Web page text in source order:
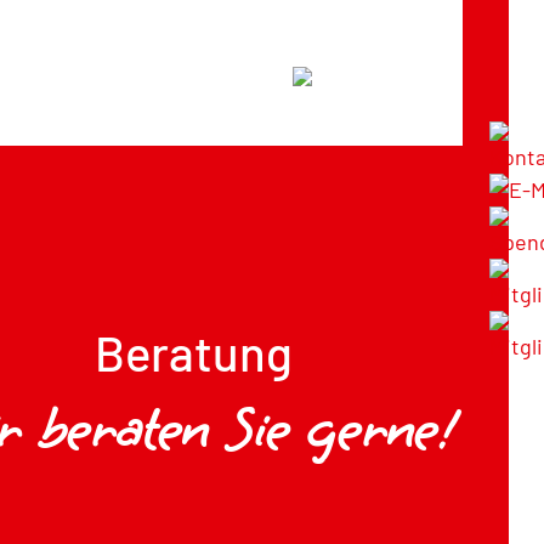
Beratung
beraten Sie gerne!